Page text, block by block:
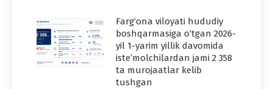
Farg‘ona viloyati hududiy
boshqarmasiga o‘tgan 2026-
yil 1-yarim yillik davomida
iste’molchilardan jami 2 358
ta murojaatlar kelib
tushgan